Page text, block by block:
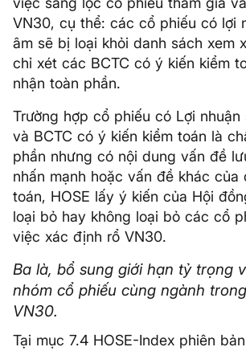
VN30, cụ thể: các cổ phiếu có lợi
âm sẽ bị loại khỏi danh sách xem
chỉ xét các BCTC có ý kiến kiểm
nhận toàn phần.
Trường hợp cổ phiếu có Lợi nhuận
và BCTC có ý kiến kiểm toán là
phần nhưng có nội dung vấn đề
nhấn mạnh hoặc vấn đề khác của
toán, HOSE lấy ý kiến của Hội
loại bỏ hay không loại bỏ các cổ
việc xác định rổ VN30.
Ba là, bổ sung giới hạn tỷ trọng
nhóm cổ phiếu cùng ngành
VN30.
Tại mục 7.4 HOSE-Index phiên